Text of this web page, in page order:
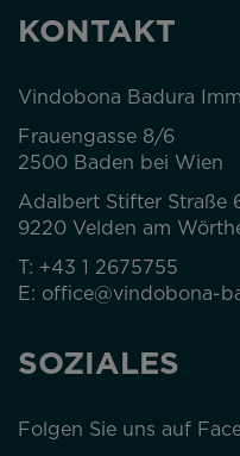
KONTAKT
Vindobona Badura
Frauengasse 8/6
2500 Baden bei Wien
Adalbert Stifter Straße
9220 Velden am
T: +43 1 2675755
E: office@vindobona-
SOZIALES
Folgen Sie uns auf